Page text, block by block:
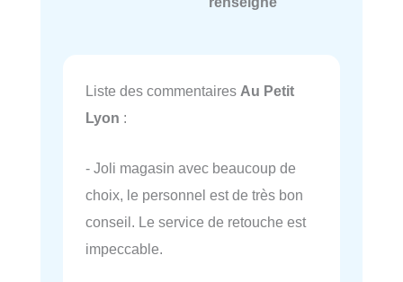
Liste des commentaires Au Petit
Lyon :
- Joli magasin avec beaucoup de
choix, le personnel est de très bon
conseil. Le service de retouche est
impeccable.